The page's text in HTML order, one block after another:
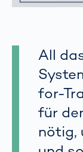
All
for-
für
nötig,